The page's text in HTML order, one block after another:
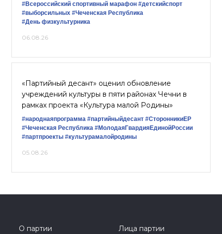
#Всероссийский спортивный марафон #детскийспорт
#выборсильных #Чеченская Республика
#День физкультурника
06.08.26
«Партийный десант» оценил обновление
учреждений культуры в пяти районах Чечни в
рамках проекта «Культура малой Родины»
#народнаяпрограмма #партийныйдесант #СторонникиЕР
#Чеченская Республика #МолодаяГвардияЕдинойРоссии
#партпроекты #культурамалойродины
05.08.26
О партии
Лица партии